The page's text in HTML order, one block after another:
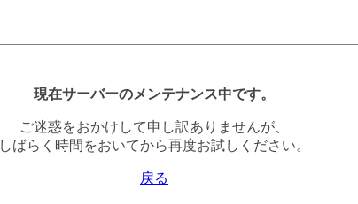
現在サーバーのメンテナンス中です。
ご迷惑をおかけして申し訳ありませんが、
しばらく時間をおいてから再度お試しください。
戻る